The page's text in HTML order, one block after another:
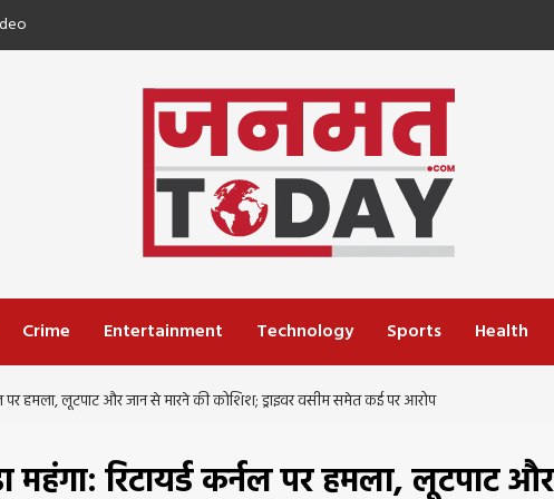
Crime Entertainment Technology Sports Health
पर हमला, लूटपाट और जान से मारने की कोशिश; ड्राइवर वसीम समेत कई पर आरोप
रिटायर्ड कर्नल पर हमला, लूटपाट और